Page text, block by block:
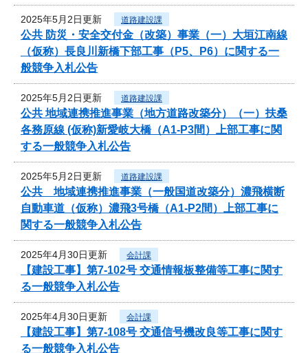
2025年5月2日更新 道路建設課
公共 防災・安全交付金（改築）事業（一）大垣江南線
（仮称）長良川新橋下部工事（P5、P6）に関する一
般競争入札公告
2025年5月2日更新 道路建設課
公共 地域連携推進事業（地方道路改築分）（一）扶桑
各務原線 (仮称)新愛岐大橋（A1-P3間）上部工事に関
する一般競争入札公告
2025年5月2日更新 道路建設課
公共 地域連携推進事業（一般国道改築分）濃飛横断
自動車道（仮称）濃飛3号橋（A1-P2間）上部工事に
関する一般競争入札公告
2025年4月30日更新 会計課
【建設工事】第7-102号 交通情報板整備等工事に関す
る一般競争入札公告
2025年4月30日更新 会計課
【建設工事】第7-108号 交通信号機改良等工事に関す
る一般競争入札公告